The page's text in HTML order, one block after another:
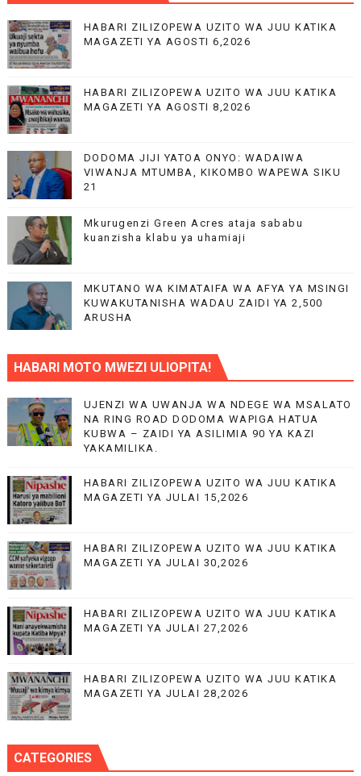
HABARI ZILIZOPEWA UZITO WA JUU KATIKA
MAGAZETI YA AGOSTI 6,2026
HABARI ZILIZOPEWA UZITO WA JUU KATIKA
MAGAZETI YA AGOSTI 8,2026
DODOMA JIJI YATOA ONYO: WADAIWA
VIWANJA MTUMBA, KIKOMBO WAPEWA SIKU
21
Mkurugenzi Green Acres ataja sababu
kuanzisha klabu ya uhamiaji
MKUTANO WA KIMATAIFA WA AFYA YA MSINGI
KUWAKUTANISHA WADAU ZAIDI YA 2,500
ARUSHA
HABARI MOTO MWEZI ULIOPITA!
UJENZI WA UWANJA WA NDEGE WA MSALATO
NA RING ROAD DODOMA WAPIGA HATUA
KUBWA – ZAIDI YA ASILIMIA 90 YA KAZI
YAKAMILIKA.
HABARI ZILIZOPEWA UZITO WA JUU KATIKA
MAGAZETI YA JULAI 15,2026
HABARI ZILIZOPEWA UZITO WA JUU KATIKA
MAGAZETI YA JULAI 30,2026
HABARI ZILIZOPEWA UZITO WA JUU KATIKA
MAGAZETI YA JULAI 27,2026
HABARI ZILIZOPEWA UZITO WA JUU KATIKA
MAGAZETI YA JULAI 28,2026
CATEGORIES